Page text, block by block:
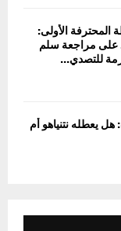
المحترفة الأولى:
على مراجعة سلم
للتصدي...
هل يعطله نتنياهو أم